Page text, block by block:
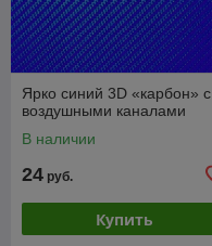
Ярко синий 3D «карбон» с
воздушными каналами
В наличии
24 руб.
Купить